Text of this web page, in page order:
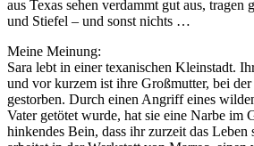
aus Texas sehen verdammt gut aus, tragen
und Stiefel – und sonst nichts …
Meine Meinung:
Sara lebt in einer texanischen Kleinstadt.
und vor kurzem ist ihre Großmutter, bei
gestorben. Durch einen Angriff eines
Vater getötet wurde, hat sie eine Narbe im
hinkendes Bein, dass ihr zurzeit das Leben